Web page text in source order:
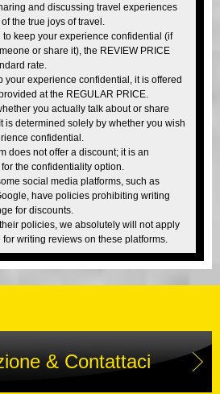
and discussing travel experiences
the true joys of travel.
to keep your experience confidential (if
or share it), the REVIEW PRICE
rate.
your experience confidential, it is offered
at the REGULAR PRICE.
you actually talk about or share
is determined solely by whether you wish
confidential.
does not offer a discount; it is an
the confidentiality option.
social media platforms, such as
have policies prohibiting writing
for discounts.
policies, we absolutely will not apply
writing reviews on these platforms.
& Contattaci